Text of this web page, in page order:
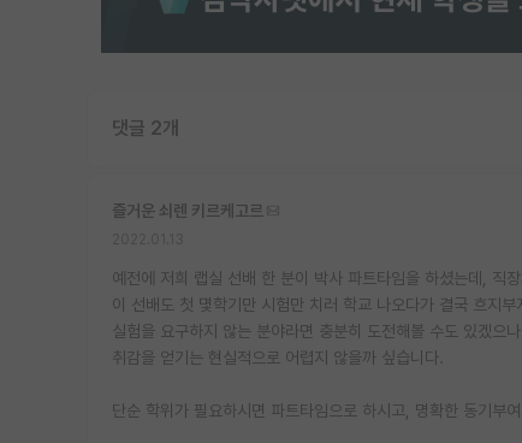
댓글 2개
즐거운 쇠렌 키르케고르
예전에 저희 랩실 선배 한 분이 박사 파트타임을 하셨는데, 직
이 선배도 첫 몇학기만 시험만 치러 학교 나오다가 결국 흐지부
실험을 요구하지 않는 분야라면 충분히 도전해볼 수도 있겠으
취감을 얻기는 현실적으로 어렵지 않을까 싶습니다.
단순 학위가 필요하시면 파트타임으로 하시고, 명확한 동기부